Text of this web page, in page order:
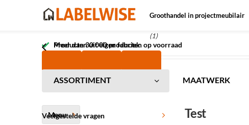
Groothandel in projectmeubilair
(1)
Meer dan 30.000 producten op voorraad
Producten uit eigen fabriek
ASSORTIMENT MAATWERK
Menu Test
Veelgestelde vragen